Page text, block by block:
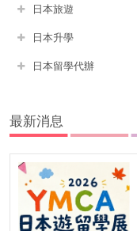
日本旅遊
日本升學
日本留學代辦
最新消息